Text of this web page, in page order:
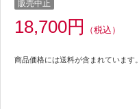
販売中止
18,700円 （税込）
商品価格には送料が含まれています。